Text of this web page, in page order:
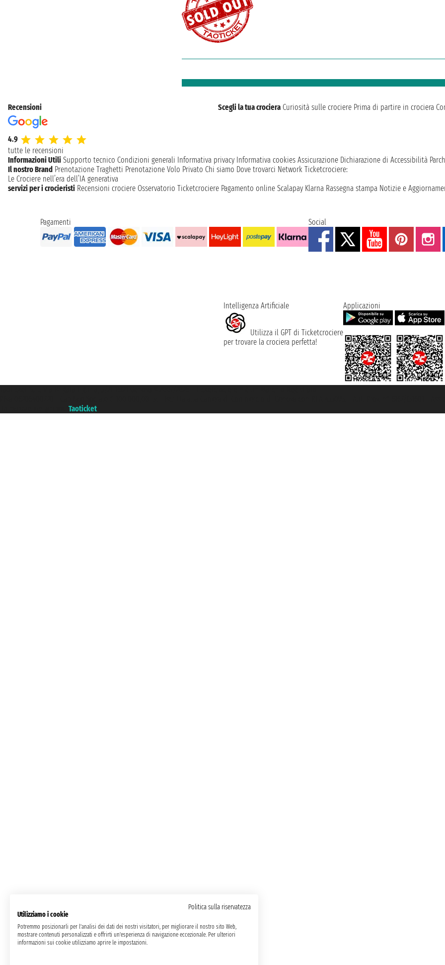
Recensioni
4.9
tutte le recensioni
Scegli la tua crociera Curiosità sulle crociere Prima di partire in crociera
Informazioni Utili Supporto tecnico Condizioni generali Informativa privacy Informativa cookies Assicurazione Dichiarazione di Accessibilità
Il nostro Brand Prenotazione Traghetti Prenotazione Volo Privato Chi siamo Dove trovarci Network Ticketcrociere:
Le Crociere nell’era dell’IA generativa
servizi per i crocieristi Recensioni crociere Osservatorio Ticketcrociere Pagamento online Scalapay Klarna Rassegna stampa Notizie e
Pagamenti Social
Intelligenza Artificiale
Utilizza il GPT di Ticketcrociere
per trovare la crociera perfetta!
Applicazioni
Taoticket
Politica sulla riservatezza
Utilizziamo i cookie
Potremmo posizionarli per l'analisi dei dati dei nostri visitatori, per migliorare il nostro sito Web,
mostrare contenuti personalizzati e offrirti un'esperienza di navigazione eccezionale. Per ulteriori
informazioni sui cookie utilizziamo aprire le impostazioni.